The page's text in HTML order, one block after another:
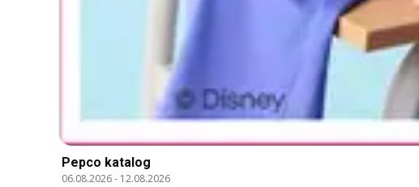
Pepco katalog
06.08.2026- 12.08.2026